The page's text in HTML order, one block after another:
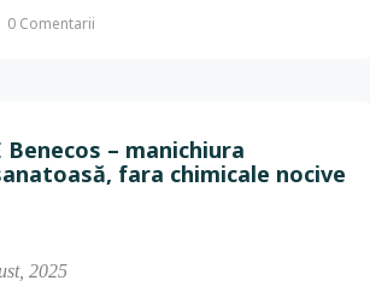
0 Comentarii
Benecos – manichiura
fara chimicale nocive
2025